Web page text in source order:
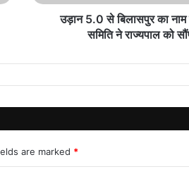
उड़ान 5.0 से बिलासपुर का नाम
समिति ने राज्यपाल को
are marked *